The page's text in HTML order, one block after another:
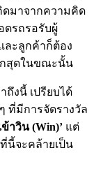
ดมาจากความคิด
ดรถรอรับผู้
ละลูกค้าก็ต้อง
กสุดในขณะนั้น
ถึงนี้ เปรียบได้
ที่มีการจัดรางวัล
ข้าวิน (Win)’ แต่
นี้จะคล้ายเป็น